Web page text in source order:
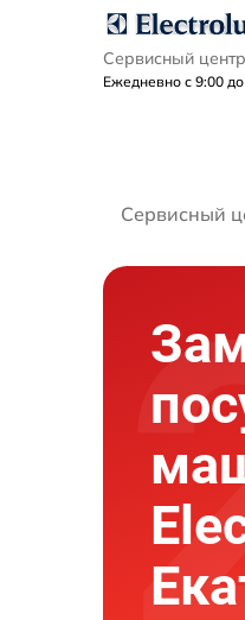
Сервисный
Ежедневно с 9:00
Сервисный